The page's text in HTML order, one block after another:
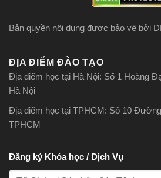
Bản quyền nội dung được bảo vệ bởi
ĐỊA ĐIỂM ĐÀO TẠO
Địa điểm học tại Hà Nội: Số 1 Hoàng
Hà Nội
Địa điểm học tại TPHCM: Số 10
TPHCM
Đăng ký Khóa học / Dịch Vụ